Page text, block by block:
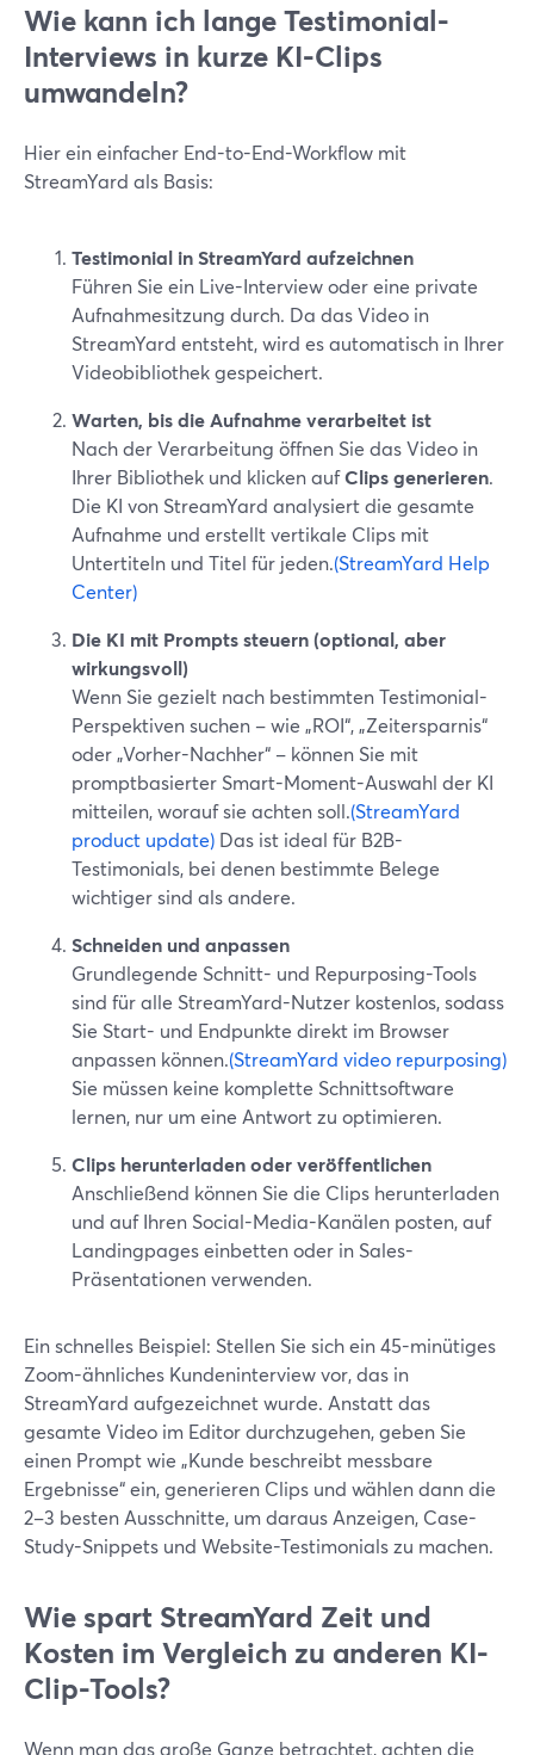
Wie kann ich lange Testimonial-
Interviews in kurze KI-Clips
umwandeln?
Hier ein einfacher End-to-End-Workflow mit
StreamYard als Basis:
Testimonial in StreamYard aufzeichnen
Führen Sie ein Live-Interview oder eine private
Aufnahmesitzung durch. Da das Video in
StreamYard entsteht, wird es automatisch in Ihrer
Videobibliothek gespeichert.
Warten, bis die Aufnahme verarbeitet ist
Nach der Verarbeitung öffnen Sie das Video in
Ihrer Bibliothek und klicken aufClips generieren.
Die KI von StreamYard analysiert die gesamte
Aufnahme und erstellt vertikale Clips mit
Untertiteln und Titel für jeden.(StreamYard Help
Center)
Die KI mit Prompts steuern (optional, aber
wirkungsvoll)
Wenn Sie gezielt nach bestimmten Testimonial-
Perspektiven suchen – wie „ROI“, „Zeitersparnis“
oder „Vorher-Nachher“ – können Sie mit
promptbasierter Smart-Moment-Auswahl der KI
mitteilen, worauf sie achten soll.(StreamYard
product update) Das ist ideal für B2B-
Testimonials, bei denen bestimmte Belege
wichtiger sind als andere.
Schneiden und anpassen
Grundlegende Schnitt- und Repurposing-Tools
sind für alle StreamYard-Nutzer kostenlos, sodass
Sie Start- und Endpunkte direkt im Browser
anpassen können.(StreamYard video repurposing)
Sie müssen keine komplette Schnittsoftware
lernen, nur um eine Antwort zu optimieren.
Clips herunterladen oder veröffentlichen
Anschließend können Sie die Clips herunterladen
und auf Ihren Social-Media-Kanälen posten, auf
Landingpages einbetten oder in Sales-
Präsentationen verwenden.
Ein schnelles Beispiel: Stellen Sie sich ein 45-minütiges
Zoom-ähnliches Kundeninterview vor, das in
StreamYard aufgezeichnet wurde. Anstatt das
gesamte Video im Editor durchzugehen, geben Sie
einen Prompt wie „Kunde beschreibt messbare
Ergebnisse“ ein, generieren Clips und wählen dann die
2–3 besten Ausschnitte, um daraus Anzeigen, Case-
Study-Snippets und Website-Testimonials zu machen.
Wie spart StreamYard Zeit und
Kosten im Vergleich zu anderen KI-
Clip-Tools?
Wenn man das große Ganze betrachtet, achten die